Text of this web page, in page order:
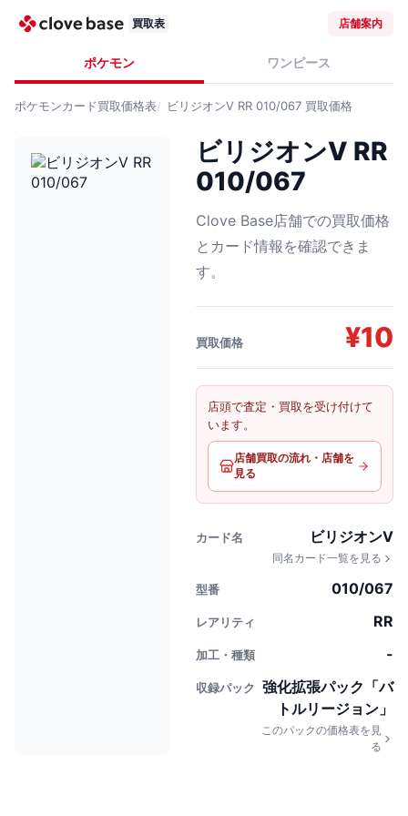
買取表 店舗案内
ポケモン ワンピース
ポケモンカード買取価格表 ビリジオンV RR 010/067 買取価格
ビリジオンV RR
010/067
Clove Base店舗での買取価格
とカード情報を確認できま
す。
買取価格 ¥10
店頭で査定・買取を受け付けて
います。
店舗買取の流れ・店舗を
見る
カード名 ビリジオンV
同名カード一覧を見る
型番 010/067
レアリティ RR
加工・種類 -
収録パック
強化拡張パック「バ
トルリージョン」
このパックの価格表を見
る